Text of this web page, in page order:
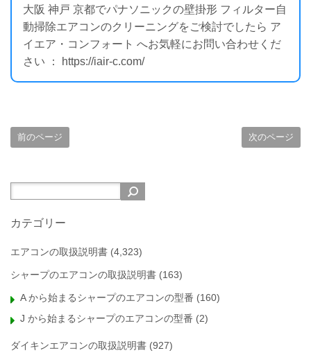
大阪 神戸 京都でパナソニックの壁掛形 フィルター自
動掃除エアコンのクリーニングをご検討でしたら ア
イエア・コンフォート へお気軽にお問い合わせくだ
さい ： https://iair-c.com/
前のページ 次のページ
カテゴリー
エアコンの取扱説明書 (4,323)
シャープのエアコンの取扱説明書 (163)
A から始まるシャープのエアコンの型番 (160)
J から始まるシャープのエアコンの型番 (2)
ダイキンエアコンの取扱説明書 (927)